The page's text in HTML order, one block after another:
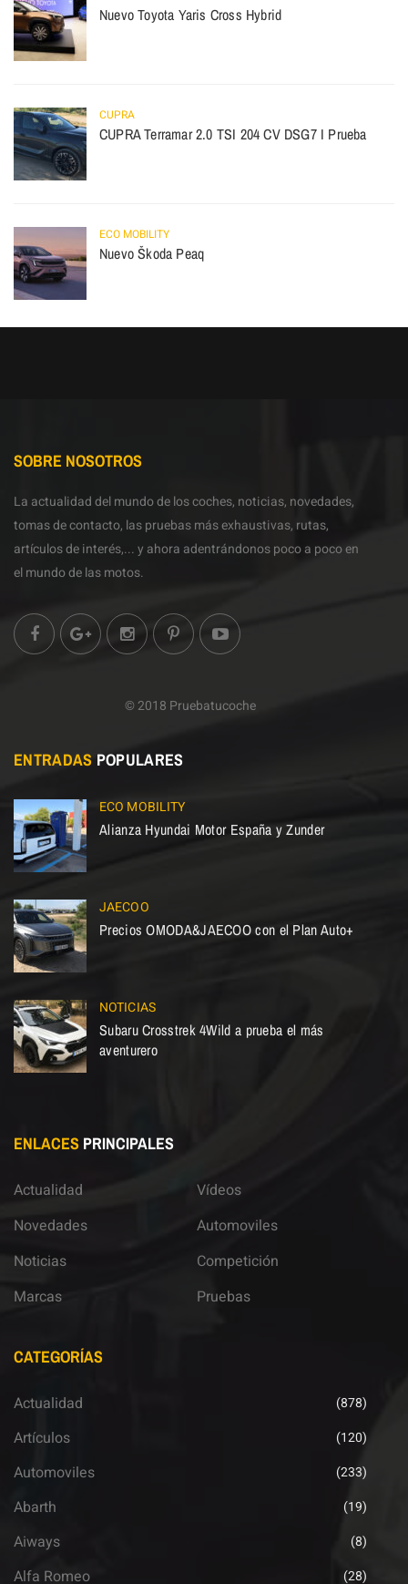
Nuevo Toyota Yaris Cross Hybrid
CUPRA
CUPRA Terramar 2.0 TSI 204 CV DSG7 I Prueba
ECO MOBILITY
Nuevo Škoda Peaq
SOBRE NOSOTROS
La actualidad del mundo de los coches, noticias, novedades,
tomas de contacto, las pruebas más exhaustivas, rutas,
artículos de interés,... y ahora adentrándonos poco a poco en
el mundo de las motos.
© 2018 Pruebatucoche
ENTRADAS POPULARES
ECO MOBILITY
Alianza Hyundai Motor España y Zunder
JAECOO
Precios OMODA&JAECOO con el Plan Auto+
NOTICIAS
Subaru Crosstrek 4Wild a prueba el más
aventurero
ENLACES PRINCIPALES
Actualidad
Novedades
Noticias
Marcas
Vídeos
Automoviles
Competición
Pruebas
CATEGORÍAS
Actualidad (878)
Artículos (120)
Automoviles (233)
Abarth (19)
Aiways (8)
Alfa Romeo (28)